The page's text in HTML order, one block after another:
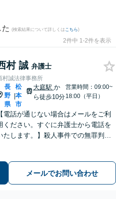
(検索結果について詳しくは こちら)
2件中 1-2件を表示
村 誠 弁護士
村誠法律事務所
長
野
県
|
松
本
市
大庭駅 か
ら徒歩10分
営業時間：09:00~
18:00（平日）
【電話が通じない場合はメールをご利
ください。すぐに弁護士から電話を
たします。】殺人事件での無罪判決
員、裁判員裁判対応可、夜間休日対応
可能、専用駐車場あり（無料）
メールでお問い合わせ